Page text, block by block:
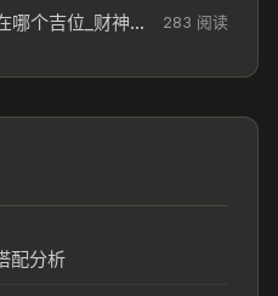
2026年04月12日今天财神在哪个吉位_财神方位参考 283 阅读
配分析